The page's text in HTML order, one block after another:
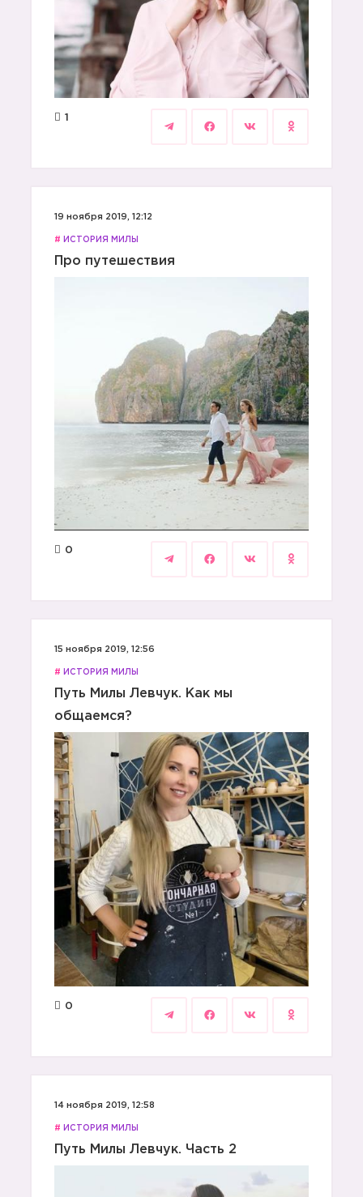
1
19 ноября 2019, 12:12
# ИСТОРИЯ МИЛЫ
Про путешествия
0
15 ноября 2019, 12:56
# ИСТОРИЯ МИЛЫ
Путь Милы Левчук. Как мы
общаемся?
0
14 ноября 2019, 12:58
# ИСТОРИЯ МИЛЫ
Путь Милы Левчук. Часть 2